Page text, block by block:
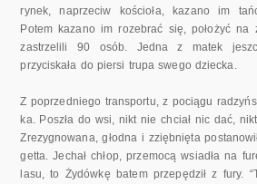
rynek, naprzeciw kościoła, kazano im
Potem kazano im rozebrać się, położyć na
zastrzelili 90 osób. Jedna z matek
przyciskała do piersi trupa swego dziecka.
Z poprzedniego transportu, z pociągu
ka. Poszła do wsi, nikt nie chciał nic dać,
Zrezygnowana, głodna i zziębnięta
getta. Jechał chłop, przemocą wsiadła na
la­su, to Żydówkę batem przepędził z fury.